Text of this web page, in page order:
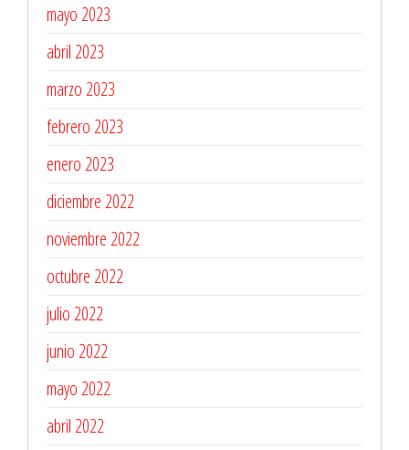
mayo 2023
abril 2023
marzo 2023
febrero 2023
enero 2023
diciembre 2022
noviembre 2022
octubre 2022
julio 2022
junio 2022
mayo 2022
abril 2022